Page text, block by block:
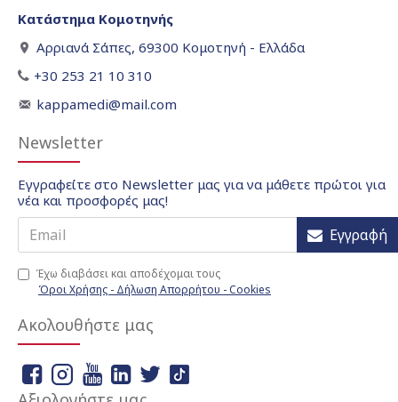
Κατάστημα Κομοτηνής
Αρριανά Σάπες, 69300 Κομοτηνή - Ελλάδα
+30 253 21 10 310
kappamedi@mail.com
Newsletter
Εγγραφείτε στο Newsletter μας για να μάθετε πρώτοι για
νέα και προσφορές μας!
Εγγραφή
Έχω διαβάσει και αποδέχομαι τους
Όροι Χρήσης - Δήλωση Απορρήτου - Cookies
Ακολουθήστε μας